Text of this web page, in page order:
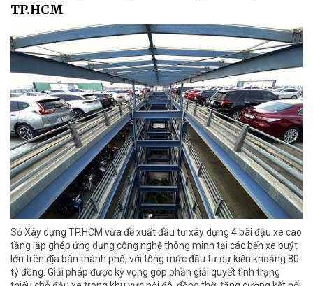
TP.HCM
Sở Xây dựng TP.HCM vừa đề xuất đầu tư xây dựng 4 bãi đậu xe cao
tầng lắp ghép ứng dụng công nghệ thông minh tại các bến xe buýt
lớn trên địa bàn thành phố, với tổng mức đầu tư dự kiến khoảng 80
tỷ đồng. Giải pháp được kỳ vọng góp phần giải quyết tình trạng